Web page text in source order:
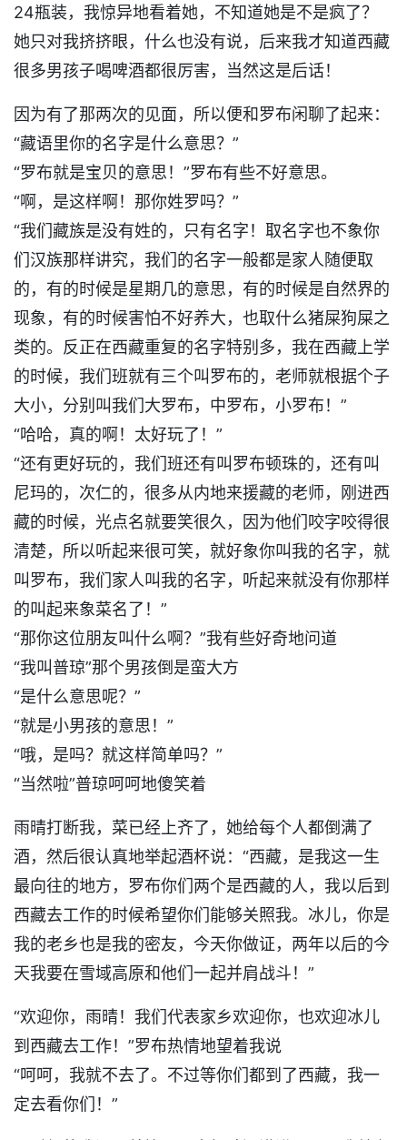
24瓶装，我惊异地看着她，不知道她是不是疯了？
她只对我挤挤眼，什么也没有说，后来我才知道西藏
很多男孩子喝啤酒都很厉害，当然这是后话！
因为有了那两次的见面，所以便和罗布闲聊了起来：
“藏语里你的名字是什么意思？”
“罗布就是宝贝的意思！”罗布有些不好意思。
“啊，是这样啊！那你姓罗吗？”
“我们藏族是没有姓的，只有名字！取名字也不象你
们汉族那样讲究，我们的名字一般都是家人随便取
的，有的时候是星期几的意思，有的时候是自然界的
现象，有的时候害怕不好养大，也取什么猪屎狗屎之
类的。反正在西藏重复的名字特别多，我在西藏上学
的时候，我们班就有三个叫罗布的，老师就根据个子
大小，分别叫我们大罗布，中罗布，小罗布！”
“哈哈，真的啊！太好玩了！”
“还有更好玩的，我们班还有叫罗布顿珠的，还有叫
尼玛的，次仁的，很多从内地来援藏的老师，刚进西
藏的时候，光点名就要笑很久，因为他们咬字咬得很
清楚，所以听起来很可笑，就好象你叫我的名字，就
叫罗布，我们家人叫我的名字，听起来就没有你那样
的叫起来象菜名了！”
“那你这位朋友叫什么啊？”我有些好奇地问道
“我叫普琼”那个男孩倒是蛮大方
“是什么意思呢？”
“就是小男孩的意思！”
“哦，是吗？就这样简单吗？”
“当然啦”普琼呵呵地傻笑着
雨晴打断我，菜已经上齐了，她给每个人都倒满了
酒，然后很认真地举起酒杯说：“西藏，是我这一生
最向往的地方，罗布你们两个是西藏的人，我以后到
西藏去工作的时候希望你们能够关照我。冰儿，你是
我的老乡也是我的密友，今天你做证，两年以后的今
天我要在雪域高原和他们一起并肩战斗！”
“欢迎你，雨晴！我们代表家乡欢迎你，也欢迎冰儿
到西藏去工作！”罗布热情地望着我说
“呵呵，我就不去了。不过等你们都到了西藏，我一
定去看你们！”